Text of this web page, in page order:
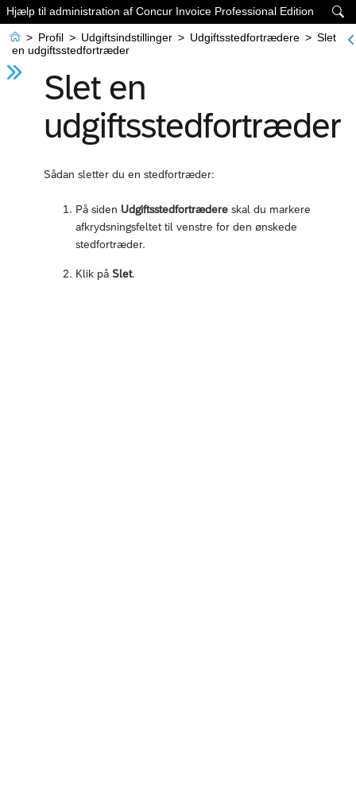

Hjælp til administration af Concur Invoice Professional Edition
 > Profil > Udgiftsindstillinger > Udgiftsstedfortrædere > Slet
en udgiftsstedfortræder
Slet en
udgiftsstedfortræder
Sådan sletter du en stedfortræder:
På siden Udgiftsstedfortrædere skal du markere
afkrydsningsfeltet til venstre for den ønskede
stedfortræder.
Klik på Slet.